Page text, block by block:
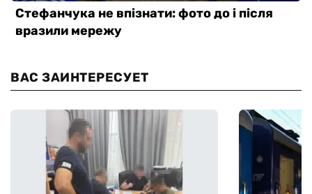
ВАС ЗАИНТЕРЕСУЕТ